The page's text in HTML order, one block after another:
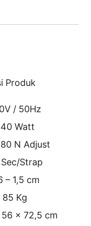
/ 50Hz
Watt
N Adjust
Sec/Strap
– 1,5 cm
85 Kg
x 72,5 cm